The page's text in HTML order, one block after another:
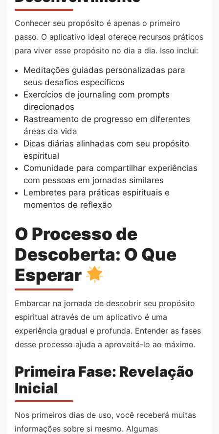
Conhecer seu propósito é apenas o primeiro
passo. O aplicativo ideal oferece recursos práticos
para viver esse propósito no dia a dia. Isso inclui:
Meditações guiadas personalizadas para
seus desafios específicos
Exercícios de journaling com prompts
direcionados
Rastreamento de progresso em diferentes
áreas da vida
Dicas diárias alinhadas com seu propósito
espiritual
Comunidade para compartilhar experiências
com pessoas em jornadas similares
Lembretes para práticas espirituais e
momentos de reflexão
O Processo de
Descoberta: O Que
Esperar
Embarcar na jornada de descobrir seu propósito
espiritual através de um aplicativo é uma
experiência gradual e profunda. Entender as fases
desse processo ajuda a aproveitá-lo ao máximo.
Primeira Fase: Revelação
Inicial
Nos primeiros dias de uso, você receberá muitas
informações sobre si mesmo. Algumas